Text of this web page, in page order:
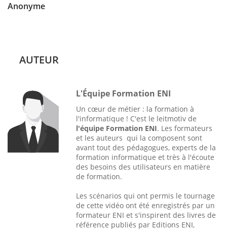
Anonyme
AUTEUR
L'Équipe Formation ENI
Un cœur de métier : la formation à
l'informatique ! C'est le leitmotiv de
l'équipe Formation ENI. Les formateurs
et les auteurs qui la composent sont
avant tout des pédagogues, experts de la
formation informatique et très à l'écoute
des besoins des utilisateurs en matière
de formation.
Les scénarios qui ont permis le tournage
de cette vidéo ont été enregistrés par un
formateur ENI et s'inspirent des livres de
référence publiés par Editions ENI,